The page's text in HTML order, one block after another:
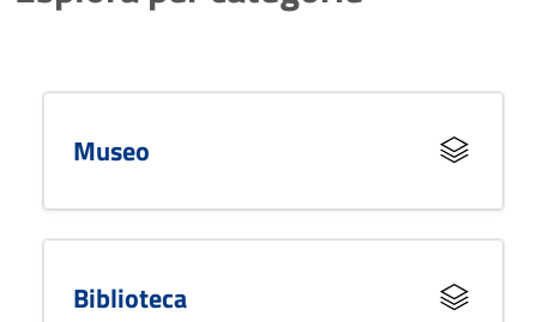
Museo
Biblioteca